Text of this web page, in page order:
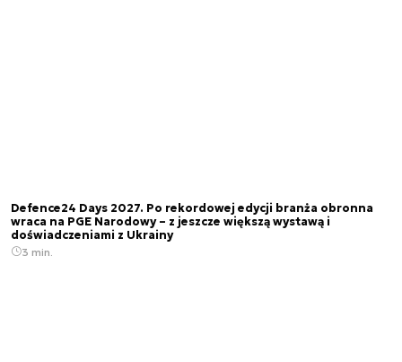
Defence24 Days 2027. Po rekordowej edycji branża obronna
wraca na PGE Narodowy – z jeszcze większą wystawą i
doświadczeniami z Ukrainy
3 min.